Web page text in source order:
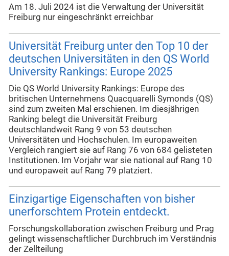
Am 18. Juli 2024 ist die Verwaltung der Universität
Freiburg nur eingeschränkt erreichbar
Universität Freiburg unter den Top 10 der
deutschen Universitäten in den QS World
University Rankings: Europe 2025
Die QS World University Rankings: Europe des
britischen Unternehmens Quacquarelli Symonds (QS)
sind zum zweiten Mal erschienen. Im diesjährigen
Ranking belegt die Universität Freiburg
deutschlandweit Rang 9 von 53 deutschen
Universitäten und Hochschulen. Im europaweiten
Vergleich rangiert sie auf Rang 76 von 684 gelisteten
Institutionen. Im Vorjahr war sie national auf Rang 10
und europaweit auf Rang 79 platziert.
Einzigartige Eigenschaften von bisher
unerforschtem Protein entdeckt.
Forschungskollaboration zwischen Freiburg und Prag
gelingt wissenschaftlicher Durchbruch im Verständnis
der Zellteilung